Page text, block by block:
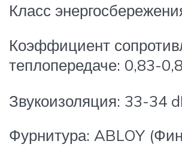
Класс
Коэффициент
теплопередаче: 0,83-
Звукоизоляция: 33-34
Фурнитура: ABLOY